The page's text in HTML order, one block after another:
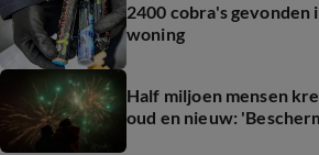
2400 cobra's gevonden
woning
Half miljoen mensen
oud en nieuw: